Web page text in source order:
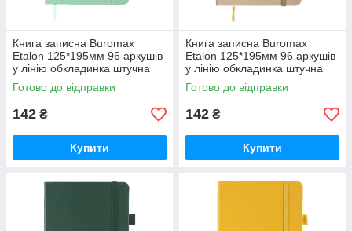
Книга записна Buromax
Etalon 125*195мм 96 аркушів
у лінію обкладинка штучна
шкіра М'ятна (BM.291260-38)
Готово до відправки
142 ₴
Купити
Книга записна Buromax
Etalon 125*195мм 96 аркушів
у лінію обкладинка штучна
шкіра Золота (BM.291260-23)
Готово до відправки
142 ₴
Купити